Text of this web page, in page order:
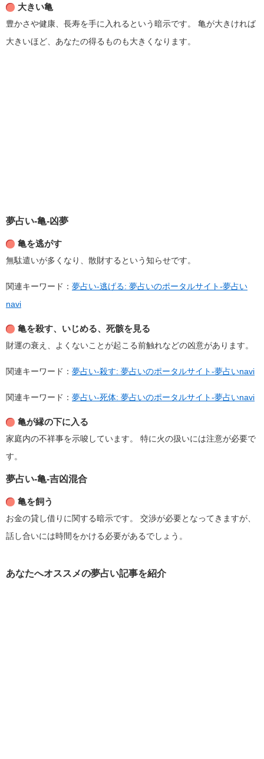
大きい亀
豊かさや健康、長寿を手に入れるという暗示です。
亀が大きければ
大きいほど、あなたの得るものも大きくなります。
夢占い-亀-凶夢
亀を逃がす
無駄遣いが多くなり、散財するという知らせです。
関連キーワード： 夢占い-逃げる: 夢占いのポータルサイト-夢占い
navi
亀を殺す、いじめる、死骸を見る
財運の衰え、よくないことが起こる前触れなどの凶意があります。
関連キーワード： 夢占い-殺す: 夢占いのポータルサイト-夢占いnavi
関連キーワード： 夢占い-死体: 夢占いのポータルサイト-夢占いnavi
亀が縁の下に入る
家庭内の不祥事を示唆しています。
特に火の扱いには注意が必要で
す。
夢占い-亀-吉凶混合
亀を飼う
お金の貸し借りに関する暗示です。
交渉が必要となってきますが、
話し合いには時間をかける必要があるでしょう。
あなたへオススメの夢占い記事を紹介